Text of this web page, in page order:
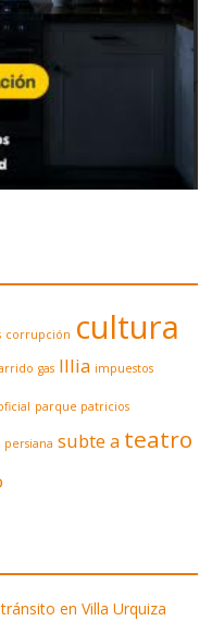
corrupción cultura
gas Illia impuestos
parque patricios
subte a teatro
en Villa Urquiza